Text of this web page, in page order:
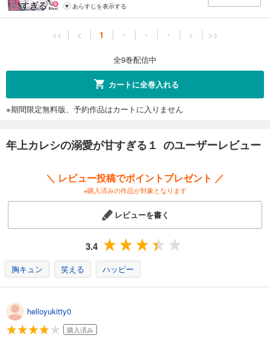
あらすじを表示する
<< < 1 ・ ・ ・ > >>
全9巻配信中
カートに全巻入れる
※期間限定無料版、予約作品はカートに入りません
年上カレシの溺愛が甘すぎる１ のユーザーレビュー
＼ レビュー投稿でポイントプレゼント ／
※購入済みの作品が対象となります
レビューを書く
3.4
胸キュン 笑える ハッピー
helloyukitty0
購入済み